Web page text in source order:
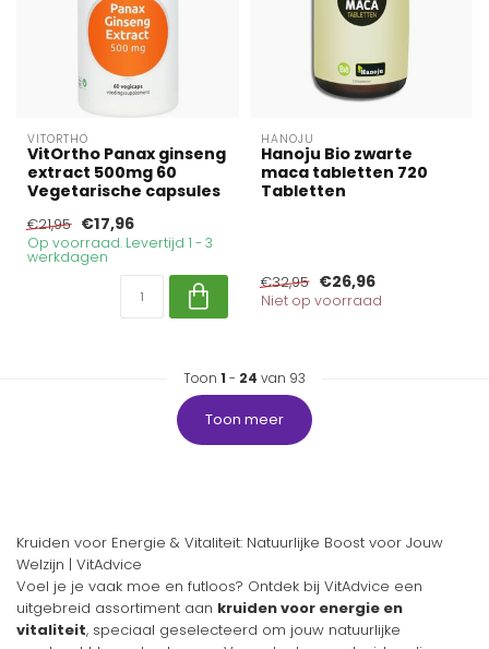
VITORTHO
VitOrtho Panax ginseng
extract 500mg 60
Vegetarische capsules
€21,95 €17,96
Op voorraad. Levertijd 1 - 3
werkdagen
HANOJU
Hanoju Bio zwarte
maca tabletten 720
Tabletten
€32,95 €26,96
Niet op voorraad
Toon 1 - 24 van 93
Toon meer
Kruiden voor Energie & Vitaliteit: Natuurlijke Boost voor Jouw
Welzijn | VitAdvice
Voel je je vaak moe en futloos? Ontdek bij VitAdvice een
uitgebreid assortiment aan kruiden voor energie en
vitaliteit, speciaal geselecteerd om jouw natuurlijke